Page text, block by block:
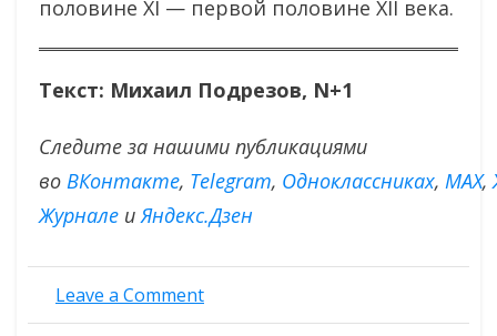
половине XI — первой половине XII века.
Текст: Михаил Подрезов, N+1
Следите за нашими публикациями
во ВКонтакте, Тelegram, Одноклассниках, MAX,
Журнале и Яндекс.Дзен
Leave a Commenton